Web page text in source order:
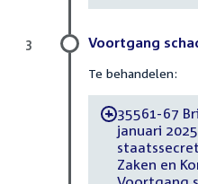
Voortgang
Te behandelen:
-35561-67
januari
Zaken en
3